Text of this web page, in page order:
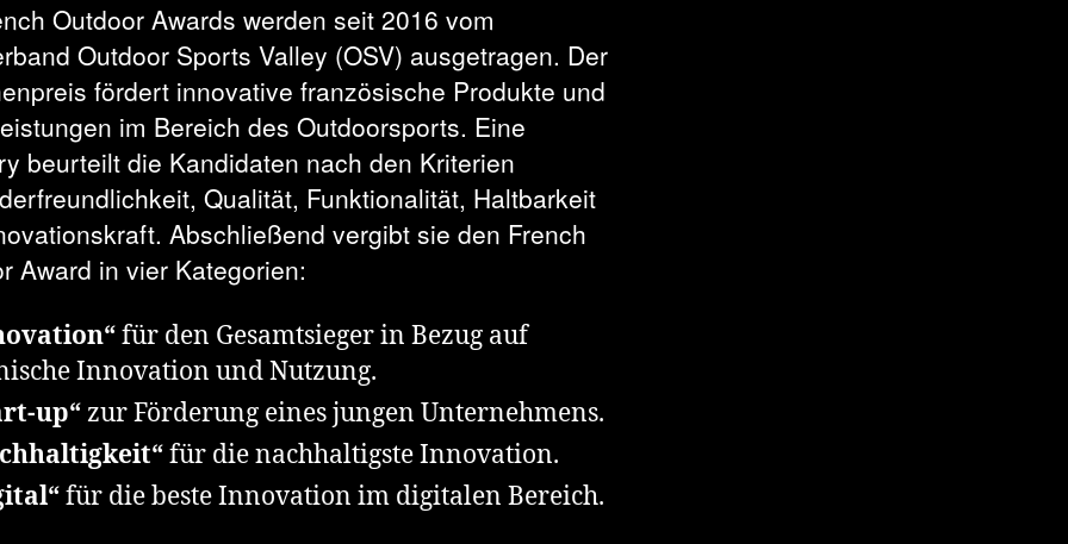
Outdoor Awards werden seit 2016 vom
Outdoor Sports Valley (OSV) ausgetragen. Der
fördert innovative französische Produkte und
im Bereich des Outdoorsports. Eine
beurteilt die Kandidaten nach den Kriterien
Qualität, Funktionalität, Haltbarkeit
Abschließend vergibt sie den French
Award in vier Kategorien:
für den Gesamtsieger in Bezug auf
Innovation und Nutzung.
up“zur Förderung eines jungen Unternehmens.
für die nachhaltigste Innovation.
für die beste Innovation im digitalen Bereich.